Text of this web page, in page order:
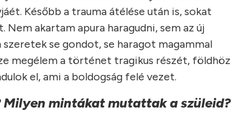
Később a trauma átélése után is, sokat
akartam apura haragudni, sem az új
se gondot, se haragot magammal
megélem a történet tragikus részét, földhöz
el, ami a boldogság felé vezet.
mintákat mutattak a szüleid?